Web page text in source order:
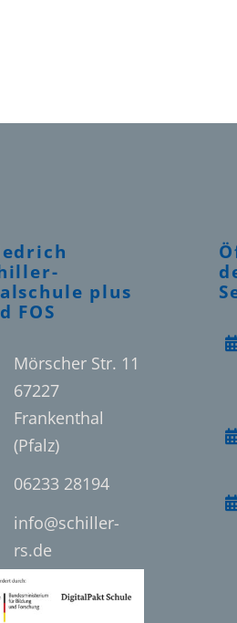
plus
FOS
Mörscher Str. 11
67227
Frankenthal
(Pfalz)
06233 28194
info@schiller-
rs.de